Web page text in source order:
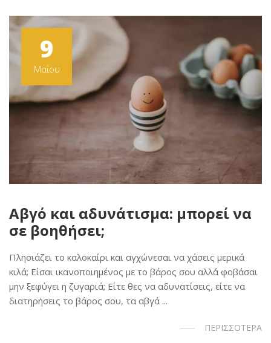
9
Μαΐου
Αβγό και αδυνάτισμα: μπορεί να
σε βοηθήσει;
Πλησιάζει το καλοκαίρι και αγχώνεσαι να χάσεις μερικά
κιλά; Είσαι ικανοποιημένος με το βάρος σου αλλά φοβάσαι
μην ξεφύγει η ζυγαριά; Είτε θες να αδυνατίσεις, είτε να
διατηρήσεις το βάρος σου, τα αβγά ...
ΠΕΡΙΣΣΟΤΕΡΑ